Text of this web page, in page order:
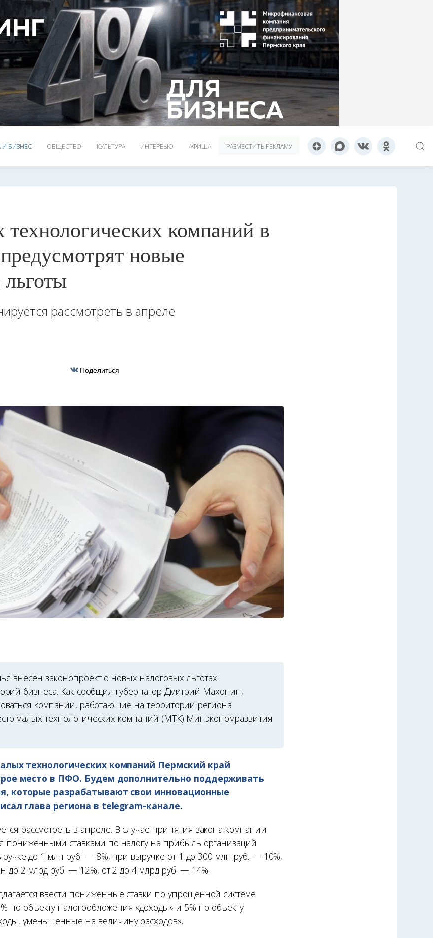
БИЗНЕС ОБЩЕСТВО КУЛЬТУРА ИНТЕРВЬЮ АФИША РАЗМЕСТИТЬ РЕКЛАМУ
компаний в
новые
рассмотреть в апреле
Поделиться
внесён законопроект о новых налоговых льготах
бизнеса. Как сообщил губернатор Дмитрий Махонин,
компании, работающие на территории региона
малых технологических компаний (МТК) Минэкономразвития
технологических компаний Пермский край
место в ПФО. Будем дополнительно поддерживать
которые разрабатывают свои инновационные
глава региона в telegram-канале.
рассмотреть в апреле. В случае принятия закона компании
пониженными ставками по налогу на прибыль организаций
до 1 млн руб. — 8%, при выручке от 1 до 300 млн руб. — 10%,
до 2 млрд руб. — 12%, от 2 до 4 млрд руб. — 14%.
ввести пониженные ставки по упрощённой системе
по объекту налогообложения «доходы» и 5% по объекту
уменьшенные на величину расходов».